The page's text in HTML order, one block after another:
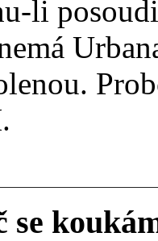
li
se